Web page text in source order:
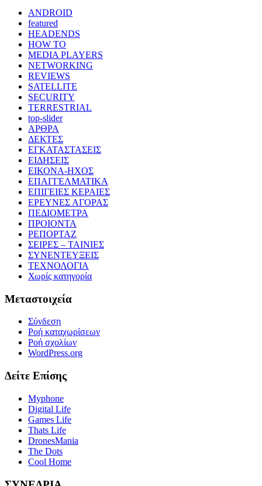
ANDROID
featured
HEADENDS
HOW TO
MEDIA PLAYERS
NETWORKING
REVIEWS
SATELLITE
SECURITY
TERRESTRIAL
top-slider
ΑΡΘΡΑ
ΔΕΚΤΕΣ
ΕΓΚΑΤΑΣΤΑΣΕΙΣ
ΕΙΔΗΣΕΙΣ
ΕΙΚΟΝΑ-ΗΧΟΣ
ΕΠΑΓΓΕΛΜΑΤΙΚΑ
ΕΠΙΓΕΙΕΣ ΚΕΡΑΙΕΣ
ΕΡΕΥΝΕΣ ΑΓΟΡΑΣ
ΠΕΔΙΟΜΕΤΡΑ
ΠΡΟΙΟΝΤΑ
ΡΕΠΟΡΤΑΖ
ΣΕΙΡΕΣ – ΤΑΙΝΙΕΣ
ΣΥΝΕΝΤΕΥΞΕΙΣ
ΤΕΧΝΟΛΟΓΙΑ
Χωρίς κατηγορία
Μεταστοιχεία
Σύνδεση
Ροή καταχωρίσεων
Ροή σχολίων
WordPress.org
Δείτε Επίσης
Myphone
Digital Life
Games Life
Thats Life
DronesMania
The Dots
Cool Home